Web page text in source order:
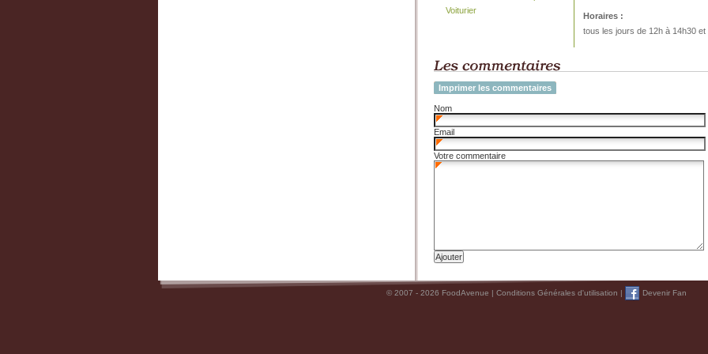
Horaires :
tous les jours de 12h à 14h30 et
Voiturier
Imprimer les commentaires
Nom
Email
Votre commentaire
© 2007 - 2026 FoodAvenue | Conditions Générales d'utilisation | Devenir Fan